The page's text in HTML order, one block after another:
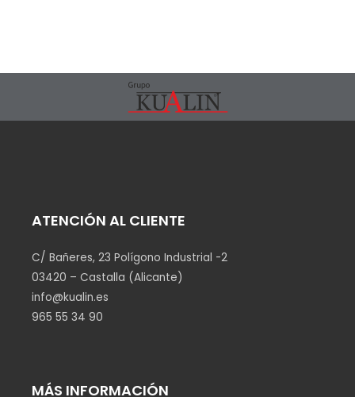
ATENCIÓN AL CLIENTE
C/ Bañeres, 23 Polígono Industrial -2
03420 – Castalla (Alicante)
info@kualin.es
965 55 34 90
MÁS INFORMACIÓN